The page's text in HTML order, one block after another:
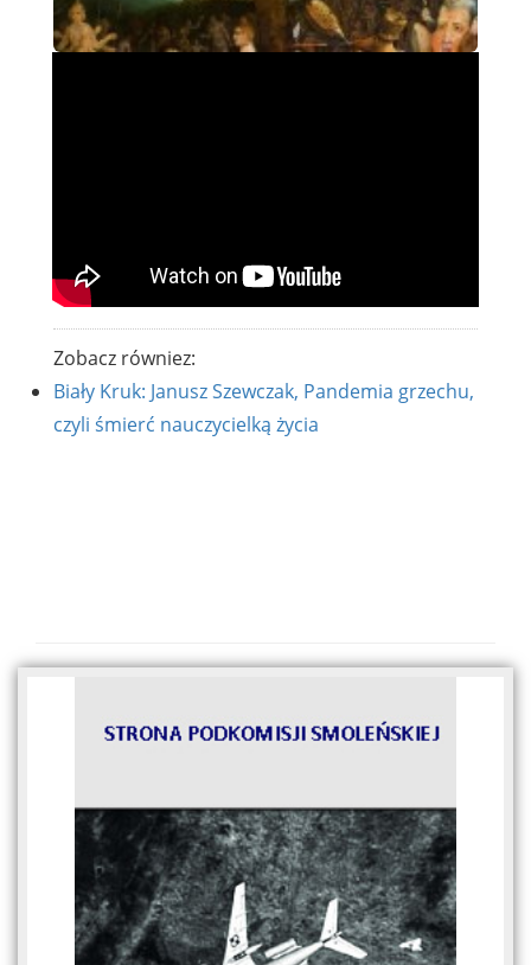
Zobacz równiez:
Biały Kruk: Janusz Szewczak, Pandemia grzechu,
czyli śmierć nauczycielką życia